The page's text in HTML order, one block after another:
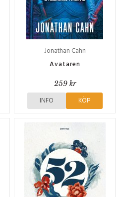
Jonathan Cahn
Avataren
259 kr
INFO KÖP